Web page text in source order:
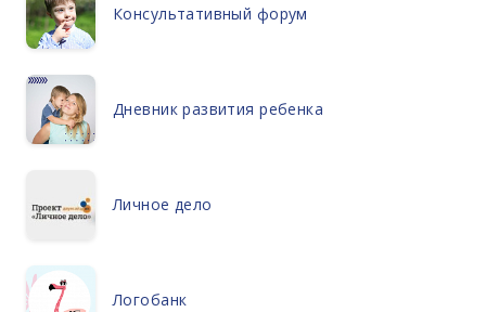
Консультативный форум
Дневник развития ребенка
Личное дело
Логобанк